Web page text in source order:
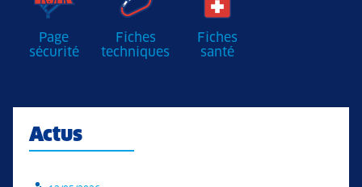
Page
sécurité
Fiches
techniques
Fiches
santé
Actus